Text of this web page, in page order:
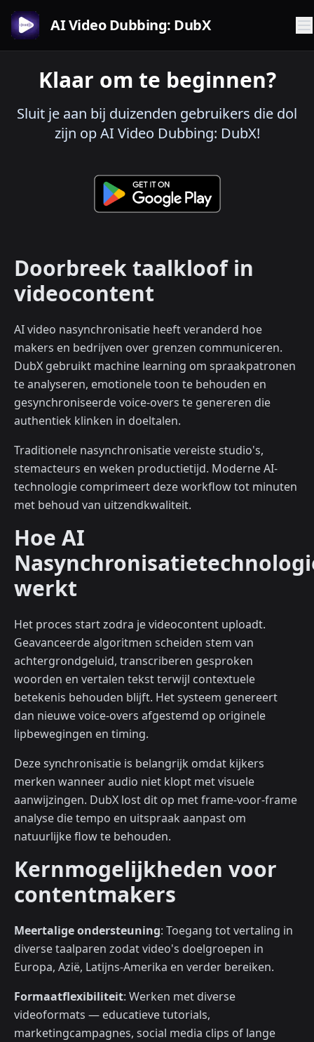
AI Video Dubbing: DubX
Klaar om te beginnen?
Sluit je aan bij duizenden gebruikers die dol
zijn op AI Video Dubbing: DubX!
Doorbreek taalkloof in
videocontent
AI video nasynchronisatie heeft veranderd hoe
makers en bedrijven over grenzen communiceren.
DubX gebruikt machine learning om spraakpatronen
te analyseren, emotionele toon te behouden en
gesynchroniseerde voice-overs te genereren die
authentiek klinken in doeltalen.
Traditionele nasynchronisatie vereiste studio's,
stemacteurs en weken productietijd. Moderne AI-
technologie comprimeert deze workflow tot minuten
met behoud van uitzendkwaliteit.
Hoe AI
werkt
Het proces start zodra je videocontent uploadt.
Geavanceerde algoritmen scheiden stem van
achtergrondgeluid, transcriberen gesproken
woorden en vertalen tekst terwijl contextuele
betekenis behouden blijft. Het systeem genereert
dan nieuwe voice-overs afgestemd op originele
lipbewegingen en timing.
Deze synchronisatie is belangrijk omdat kijkers
merken wanneer audio niet klopt met visuele
aanwijzingen. DubX lost dit op met frame-voor-frame
analyse die tempo en uitspraak aanpast om
natuurlijke flow te behouden.
Kernmogelijkheden voor
contentmakers
Meertalige ondersteuning: Toegang tot vertaling in
diverse taalparen zodat video's doelgroepen in
Europa, Azië, Latijns-Amerika en verder bereiken.
Formaatflexibiliteit: Werken met diverse
videoformats — educatieve tutorials,
marketingcampagnes, social media clips of lange